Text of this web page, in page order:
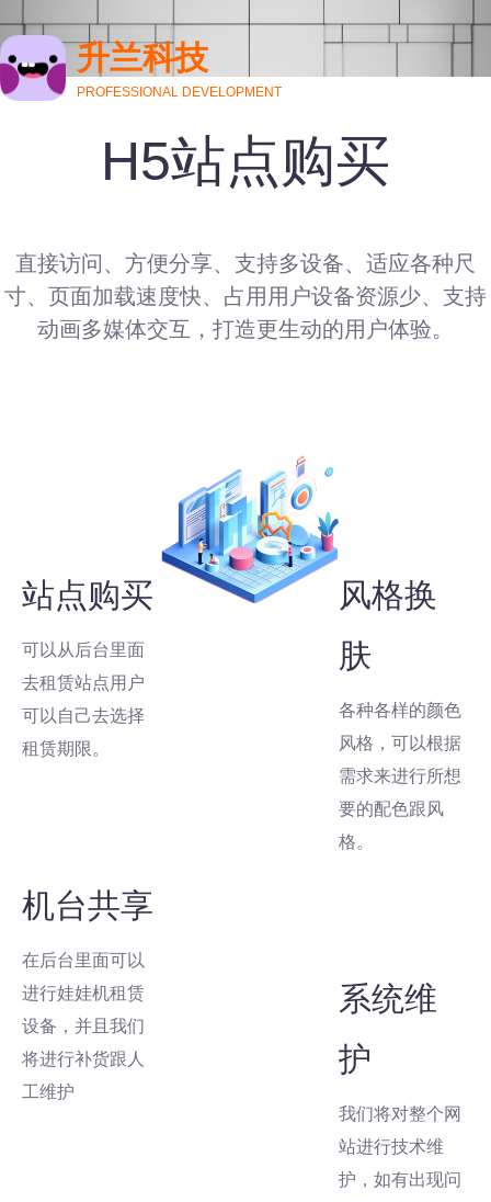
升兰科技
PROFESSIONAL DEVELOPMENT
H5站点购买
直接访问、方便分享、支持多设备、适应各种尺
寸、页面加载速度快、占用用户设备资源少、支持
动画多媒体交互，打造更生动的用户体验。
站点购买
可以从后台里面
去租赁站点用户
可以自己去选择
租赁期限。
机台共享
在后台里面可以
进行娃娃机租赁
设备，并且我们
将进行补货跟人
工维护
风格换
肤
各种各样的颜色
风格，可以根据
需求来进行所想
要的配色跟风
格。
系统维
护
我们将对整个网
站进行技术维
护，如有出现问